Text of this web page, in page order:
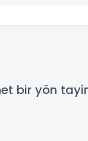
bir yön